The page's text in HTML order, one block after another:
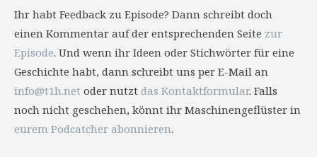
Ihr habt Feedback zu Episode? Dann schreibt doch
einen Kommentar auf der entsprechenden Seite zur
Episode. Und wenn ihr Ideen oder Stichwörter für eine
Geschichte habt, dann schreibt uns per E-Mail an
info@t1h.net oder nutzt das Kontaktformular. Falls
noch nicht geschehen, könnt ihr Maschinengeflüster in
eurem Podcatcher abonnieren.